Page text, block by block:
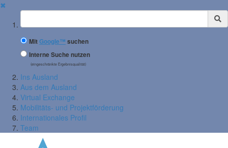
✖
Suchbegriff
MitGoogle™ suchen
Interne Suche nutzen
(eingeschränkte Ergebnisqualität)
Ins Ausland
Aus dem Ausland
Virtual Exchange
Mobilitäts- und Projektförderung
Internationales Profil
Team